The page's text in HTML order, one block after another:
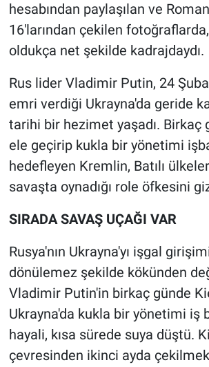
hesabından paylaşılan ve
16'larından çekilen
oldukça net şekilde kadrajdaydı.
Rus lider Vladimir Putin, 24
emri verdiği Ukrayna'da geride
tarihi bir hezimet yaşadı. Birkaç
ele geçirip kukla bir yönetimi
hedefleyen Kremlin, Batılı
savaşta oynadığı role öfkesini
SIRADA SAVAŞ UÇAĞI VAR
Rusya'nın Ukrayna'yı işgal
dönülemez şekilde kökünden
Vladimir Putin'in birkaç günde
Ukrayna'da kukla bir yönetimi iş
hayali, kısa sürede suya düştü.
çevresinden ikinci ayda